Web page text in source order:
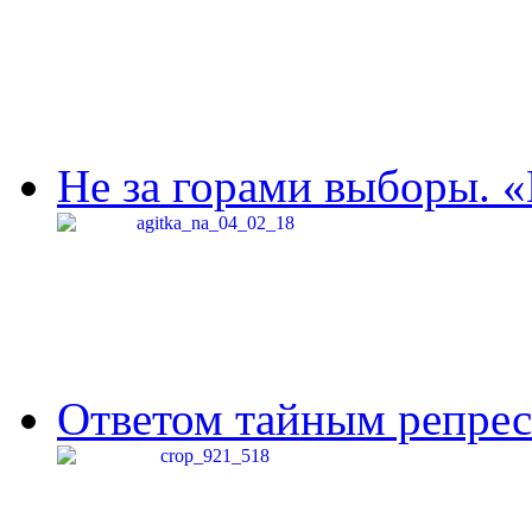
Не за горами выборы.
Ответом тайным